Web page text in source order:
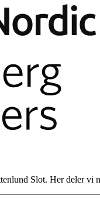
Slot. Her deler vi